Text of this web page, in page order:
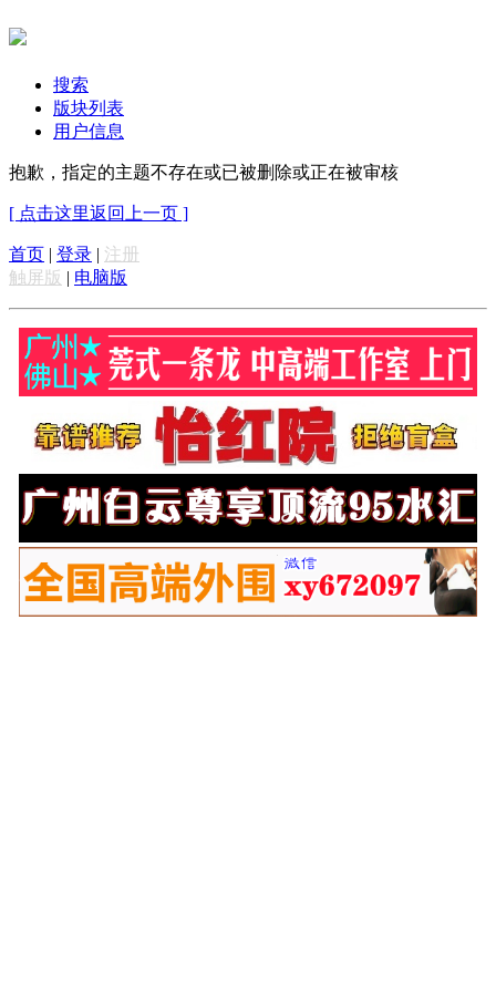
搜索
版块列表
用户信息
抱歉，指定的主题不存在或已被删除或正在被审核
[ 点击这里返回上一页 ]
首页 | 登录 | 注册
触屏版 | 电脑版